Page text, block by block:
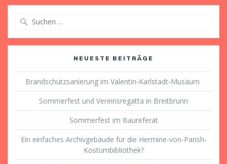
NEUESTE BEITRÄGE
Brandschutzsanierung im Valentin-Karlstadt-Musäum
Sommerfest und Vereinsregatta in Breitbrunn
Sommerfest im Baureferat
Ein einfaches Archivgebäude für die Hermine-von-Parish-
Kostümbibliothek?